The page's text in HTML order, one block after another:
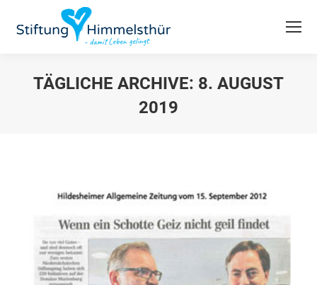
TÄGLICHE ARCHIVE: 8. AUGUST
2019